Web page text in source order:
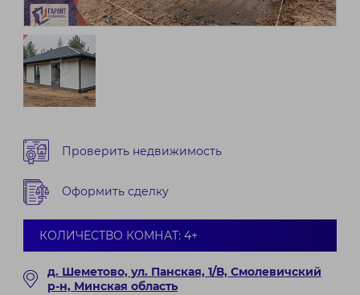
Проверить недвижимость
Оформить сделку
КОЛИЧЕСТВО КОМНАТ: 4+
д. Шеметово, ул. Панская, 1/В, Смолевичский
р-н, Минская область